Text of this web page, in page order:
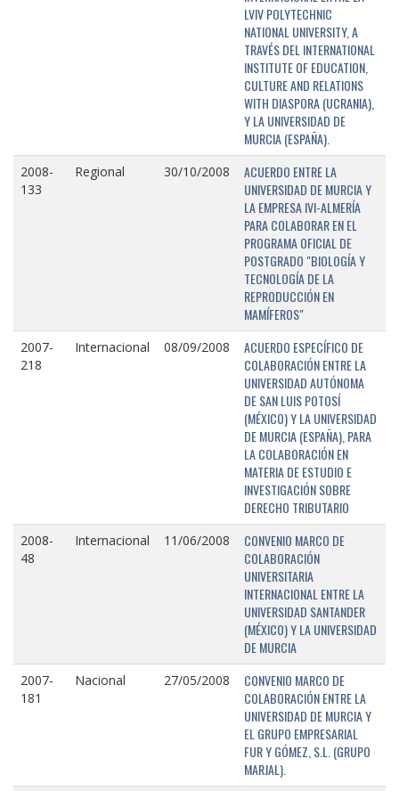
LVIV POLYTECHNIC
NATIONAL UNIVERSITY, A
TRAVÉS DEL INTERNATIONAL
INSTITUTE OF EDUCATION,
CULTURE AND RELATIONS
WITH DIASPORA (UCRANIA),
Y LA UNIVERSIDAD DE
MURCIA (ESPAÑA).
2008-
133
Regional 30/10/2008
ACUERDO ENTRE LA
UNIVERSIDAD DE MURCIA Y
LA EMPRESA IVI-ALMERÍA
PARA COLABORAR EN EL
PROGRAMA OFICIAL DE
POSTGRADO "BIOLOGÍA Y
TECNOLOGÍA DE LA
REPRODUCCIÓN EN
MAMÍFEROS"
2007-
218
Internacional 08/09/2008
ACUERDO ESPECÍFICO DE
COLABORACIÓN ENTRE LA
UNIVERSIDAD AUTÓNOMA
DE SAN LUIS POTOSÍ
(MÉXICO) Y LA UNIVERSIDAD
DE MURCIA (ESPAÑA), PARA
LA COLABORACIÓN EN
MATERIA DE ESTUDIO E
INVESTIGACIÓN SOBRE
DERECHO TRIBUTARIO
2008-
48
Internacional 11/06/2008
CONVENIO MARCO DE
COLABORACIÓN
UNIVERSITARIA
INTERNACIONAL ENTRE LA
UNIVERSIDAD SANTANDER
(MÉXICO) Y LA UNIVERSIDAD
DE MURCIA
2007-
181
Nacional 27/05/2008
CONVENIO MARCO DE
COLABORACIÓN ENTRE LA
UNIVERSIDAD DE MURCIA Y
EL GRUPO EMPRESARIAL
FUR Y GÓMEZ, S.L. (GRUPO
MARJAL).